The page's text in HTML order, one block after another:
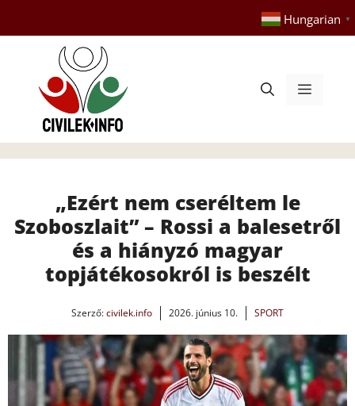
tartalomba
Hungarian ▼
Menü
„Ezért nem cseréltem le
Szoboszlait” – Rossi a balesetről
és a hiányzó magyar
topjátékosokról is beszélt
Szerző:civilek.info 2026. június 10. SPORT